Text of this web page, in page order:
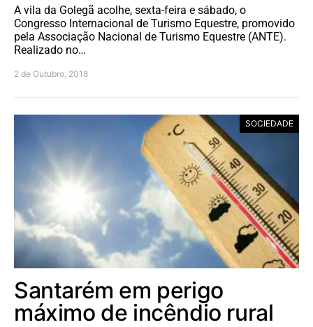
A vila da Golegã acolhe, sexta-feira e sábado, o
Congresso Internacional de Turismo Equestre, promovido
pela Associação Nacional de Turismo Equestre (ANTE).
Realizado no…
2 de Outubro, 2018
SOCIEDADE
Santarém em perigo
máximo de incêndio rural